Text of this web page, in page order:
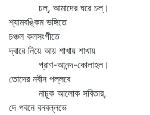
চল্‌, আমাদের ঘরে চল্‌।
শ্যামবঙ্কিম ভঙ্গিতে
চঞ্চল কলসংগীতে
দ্বারে নিয়ে আয় শাখায় শাখায়
প্রাণ-আনন্দ-কোলাহল।
তোদের নবীন পল্লবে
নাচুক আলোক সবিতার,
দে পবনে বনবল্লভে